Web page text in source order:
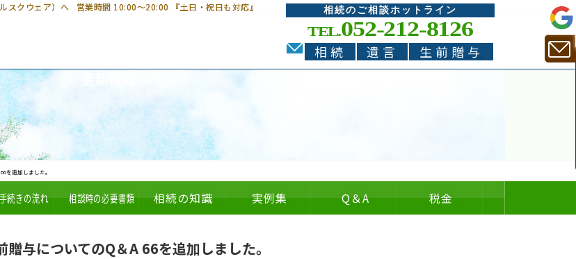
スクウェア）へ営業時間 10:00～20:00 『土日・祝日も対応』 相続のご相談ホットライン
TEL.052-212-8126
相続 遺言 生前贈与
を追加しました。
続きの流れ 相談時の必要書類 相続の知識 実例集 Q＆A 税金
贈与についてのQ＆A 66を追加しました。